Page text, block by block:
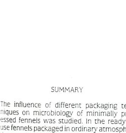
SUMMARY
The influence of different packaging
niques on microbiology of  minimally
essed fennels was studied. In the
-ise fennels packaged in ordinary